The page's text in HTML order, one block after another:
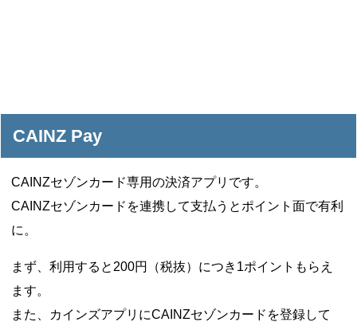
CAINZ Pay
CAINZセゾンカード専用の決済アプリです。
CAINZセゾンカードを連携して支払うとポイント面で有利
に。
まず、利用すると200円（税抜）につき1ポイントもらえ
ます。
また、カインズアプリにCAINZセゾンカードを登録して